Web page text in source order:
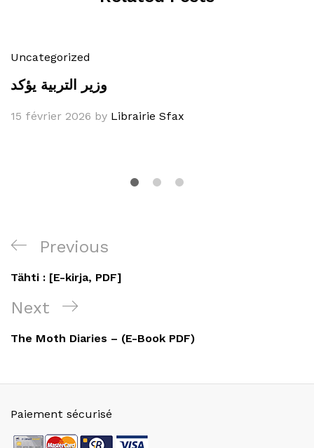
Uncategorized
وزير التربية يؤكد
15 février 2026 by Librairie Sfax
Navigation
de
l’article
Previous
Post
Previous
Tähti : [E-kirja, PDF]
Next
Post
Next
The Moth Diaries – (E-Book PDF)
Paiement sécurisé